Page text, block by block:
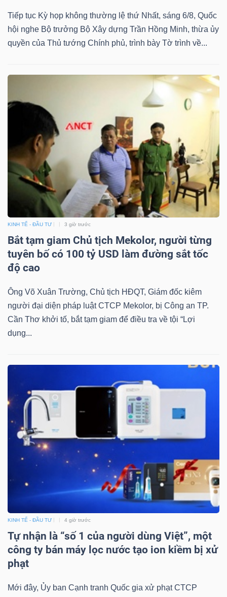
Tiếp tục Kỳ họp không thường lệ thứ Nhất, sáng 6/8, Quốc
hội nghe Bộ trưởng Bộ Xây dựng Trần Hồng Minh, thừa ủy
quyền của Thủ tướng Chính phủ, trình bày Tờ trình về...
KINH TẾ - ĐẦU TƯ 3 giờ trước
Bắt tạm giam Chủ tịch Mekolor, người từng
tuyên bố có 100 tỷ USD làm đường sắt tốc
độ cao
Ông Võ Xuân Trường, Chủ tịch HĐQT, Giám đốc kiêm
người đại diện pháp luật CTCP Mekolor, bị Công an TP.
Cần Thơ khởi tố, bắt tạm giam để điều tra về tội “Lợi
dụng...
KINH TẾ - ĐẦU TƯ 4 giờ trước
Tự nhận là “số 1 của người dùng Việt”, một
công ty bán máy lọc nước tạo ion kiềm bị xử
phạt
Mới đây, Ủy ban Cạnh tranh Quốc gia xử phạt CTCP
Đào
tạo
Sách
chính
cụ
tư
Truyền
thông
tài
liệu
chính